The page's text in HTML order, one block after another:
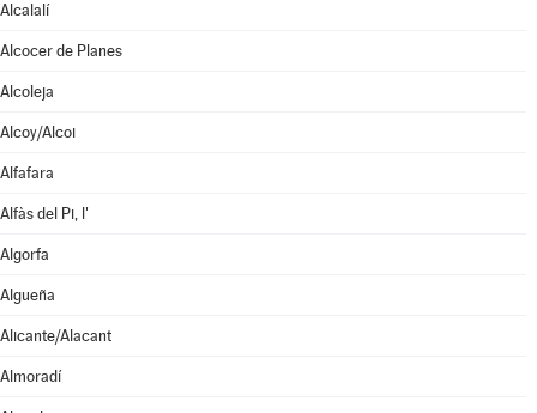
Alcalalí
Alcocer de Planes
Alcoleja
Alcoy/Alcoi
Alfafara
Alfàs del Pi, l'
Algorfa
Algueña
Alicante/Alacant
Almoradí